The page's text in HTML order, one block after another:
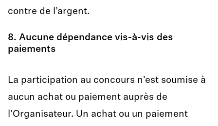
contre de l’argent.
8. Aucune dépendance vis-à-vis des
paiements
La participation au concours n’est soumise à
aucun achat ou paiement auprès de
l’Organisateur. Un achat ou un paiement